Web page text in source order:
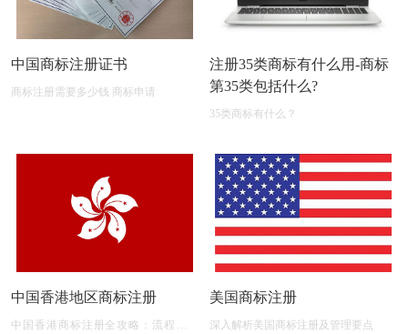
中国商标注册证书
商标注册需要多少钱 商标申请
注册35类商标有什么用-商标
第35类包括什么?
35类商标有什么？
中国香港地区商标注册
中国香港商标注册全攻略：流程、材
美国商标注册
深入解析美国商标注册及管理要点